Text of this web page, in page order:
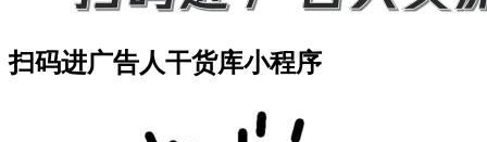
扫码进广告人干货库小程序